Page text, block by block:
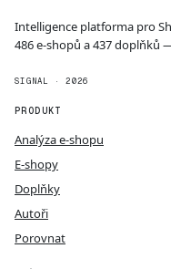
Intelligence platforma pro
486 e-shopů a 437 doplňků
SIGNAL · 2026
PRODUKT
Analýza e-shopu
E-shopy
Doplňky
Autoři
Porovnat